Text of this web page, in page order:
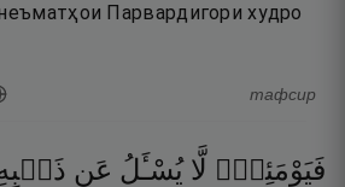
Парвардигори худро
тафсир
فَيَوْمَئِذٍۢ لَّا يُسْـَٔلُ عَن